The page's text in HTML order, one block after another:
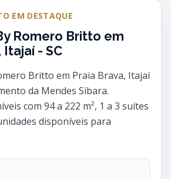
EM DESTAQUE
Romero Britto em
Itajaí - SC
Britto em Praia Brava, Itajaí
da Mendes Sibara.
com 94 a 222 m², 1 a 3 suítes
disponíveis para